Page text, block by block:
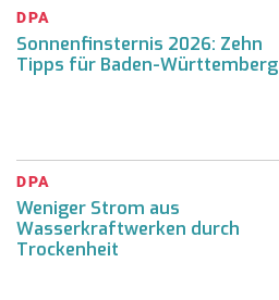
DPA
Sonnenfinsternis 2026: Zehn
Tipps für Baden-Württemberg
DPA
Weniger Strom aus
Wasserkraftwerken durch
Trockenheit